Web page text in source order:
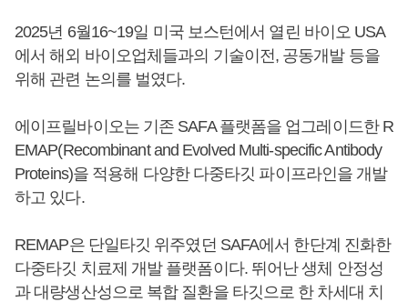
2025년 6월16~19일 미국 보스턴에서 열린 바이오 USA
에서 해외 바이오업체들과의 기술이전, 공동개발 등을
위해 관련 논의를 벌였다.
에이프릴바이오는 기존 SAFA 플랫폼을 업그레이드한 R
EMAP(Recombinant and Evolved Multi-specific Antibody
Proteins)을 적용해 다양한 다중타깃 파이프라인을 개발
하고 있다.
REMAP은 단일타깃 위주였던 SAFA에서 한단계 진화한
다중타깃 치료제 개발 플랫폼이다. 뛰어난 생체 안정성
과 대량생산성으로 복합 질환을 타깃으로 한 차세대 치